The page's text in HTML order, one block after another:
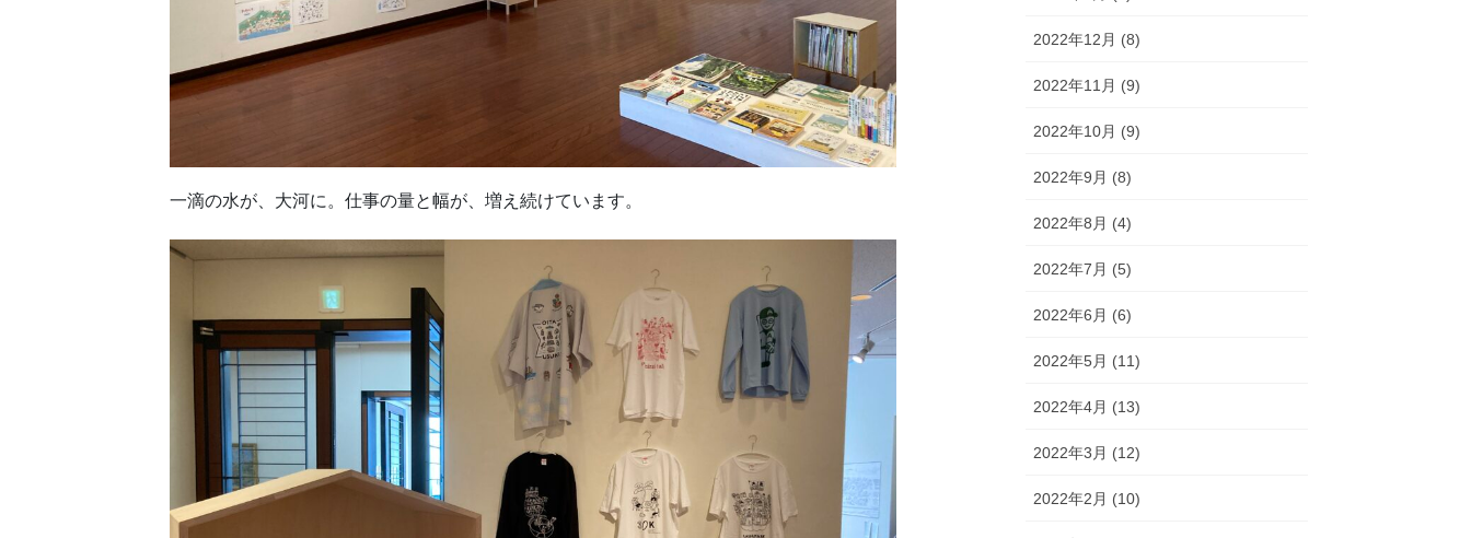
一滴の水が、大河に。仕事の量と幅が、増え続けています。
2022年12月 (8)
2022年11月 (9)
2022年10月 (9)
2022年9月 (8)
2022年8月 (4)
2022年7月 (5)
2022年6月 (6)
2022年5月 (11)
2022年4月 (13)
2022年3月 (12)
2022年2月 (10)